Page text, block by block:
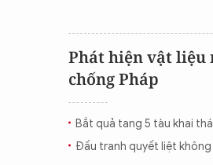
Phát hiện vật liệu
chống Pháp
Bắt quả tang 5 tàu khai
Đấu tranh quyết liệt không